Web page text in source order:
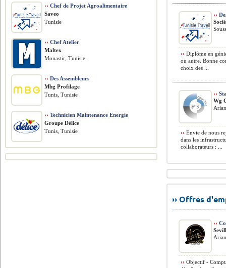
››
›› Diplôme en
ou autre. Bonne
choix des ...
››
Wg
›› Envie de nous
dans les
collaborateurs : ...
›› Offres
››
›› Objectif -
›› Chef de Projet Agroalimentaire
Saveo
Tunisie
›› Chef Atelier
Maltex
Monastir, Tunisie
›› Des Assembleurs
Mbg Profilage
Tunis, Tunisie
›› Technicien Maintenance Energie
Groupe Délice
Tunis, Tunisie